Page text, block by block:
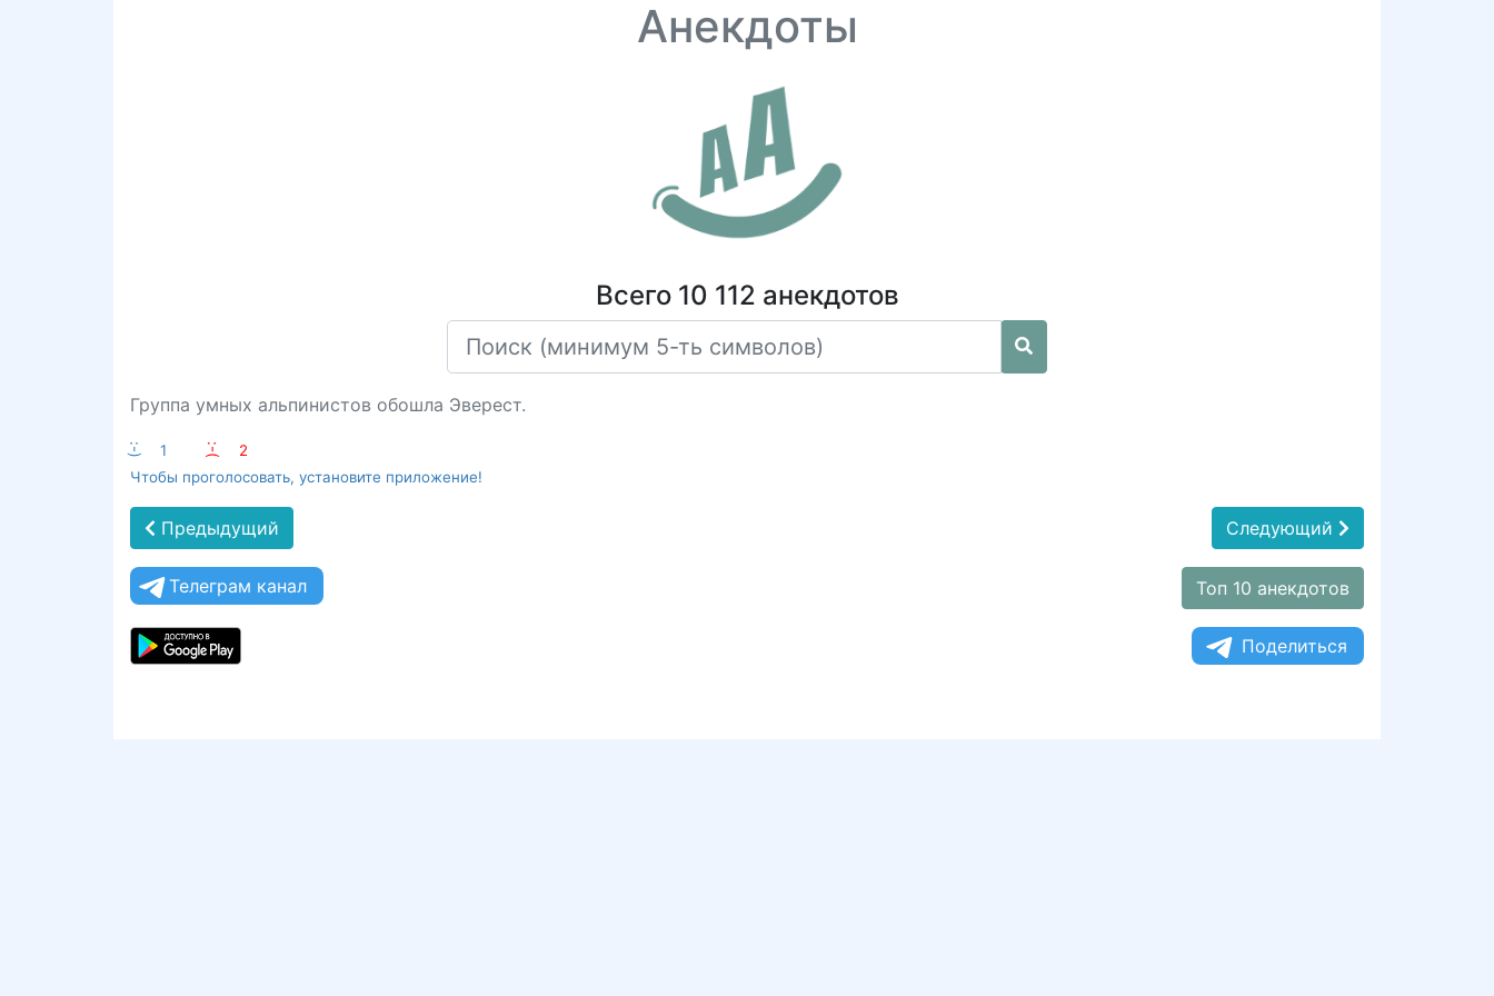
Анекдоты
Всего 10 112 анекдотов
Группа умных альпинистов обошла Эверест.
:-) 1 :-(
2
Чтобы проголосовать, установите приложение!
Предыдущий Следующий
Телеграм канал Топ 10 анекдотов
Поделиться